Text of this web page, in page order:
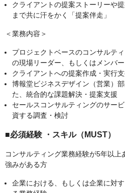
クライアントの提案ストーリーや
まで共に汗をかく「提案伴走」
＜業務内容＞
プロジェクトベースのコンサルテ
の現場リーダー、もしくはメンバー
クライアントへの提案作成・実行
博報堂ビジネスデザイン（営業）
た、統合的な課題解決・提案支援
セールスコンサルティングのサー
資する調査・検討
■必須経験 ・スキル（MUST）
コンサルティング業務経験が5年以
強みがある方
企業における、もしくは企業に対